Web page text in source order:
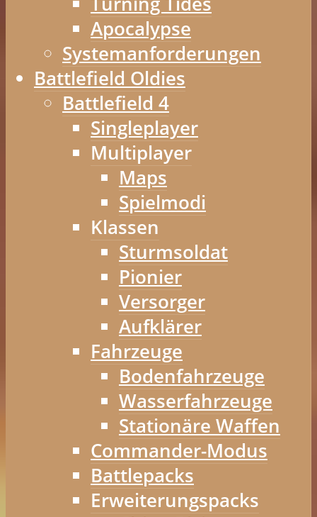
Apocalypse
Systemanforderungen
Battlefield Oldies
Battlefield 4
Singleplayer
Multiplayer
Maps
Spielmodi
Klassen
Sturmsoldat
Pionier
Versorger
Aufklärer
Fahrzeuge
Bodenfahrzeuge
Wasserfahrzeuge
Stationäre Waffen
Commander-Modus
Battlepacks
Erweiterungspacks